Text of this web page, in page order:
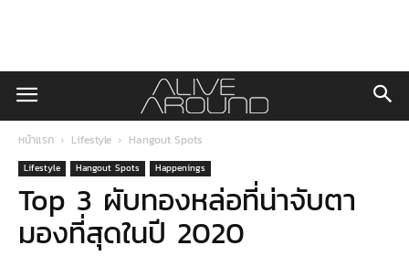
หน้าแรก Lifestyle Hangout Spots
Lifestyle Hangout Spots Happenings
Top 3 ผับทองหล่อที่น่าจับตา
มองที่สุดในปี 2020